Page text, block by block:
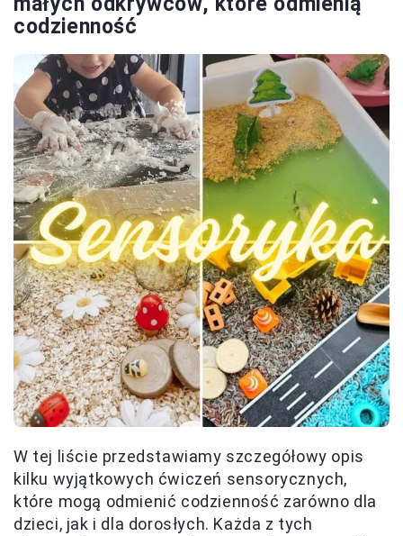
codzienność
W tej liście przedstawiamy szczegółowy opis
kilku wyjątkowych ćwiczeń sensorycznych,
które mogą odmienić codzienność zarówno dla
dzieci, jak i dla dorosłych. Każda z tych